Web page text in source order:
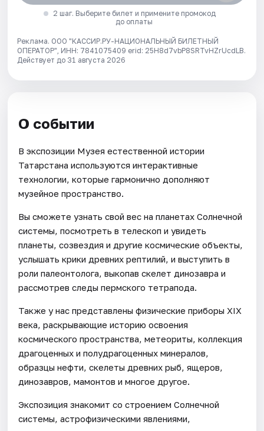
2 шаг. Выберите билет и примените промокод
до оплаты
Реклама. ООО "КАССИР.РУ-НАЦИОНАЛЬНЫЙ БИЛЕТНЫЙ
ОПЕРАТОР", ИНН: 7841075409 erid: 25H8d7vbP8SRTvHZrUcdLB.
Действует до 31 августа 2026
О событии
В экспозиции Музея естественной истории
Татарстана используются интерактивные
технологии, которые гармонично дополняют
музейное пространство.
Вы сможете узнать свой вес на планетах Солнечной
системы, посмотреть в телескоп и увидеть
планеты, созвездия и другие космические объекты,
услышать крики древних рептилий, и выступить в
роли палеонтолога, выкопав скелет динозавра и
рассмотрев следы пермского тетрапода.
Также у нас представлены физические приборы XIX
века, раскрывающие историю освоения
космического пространства, метеориты, коллекция
драгоценных и полудрагоценных минералов,
образцы нефти, скелеты древних рыб, ящеров,
динозавров, мамонтов и многое другое.
Экспозиция знакомит со строением Солнечной
системы, астрофизическими явлениями,